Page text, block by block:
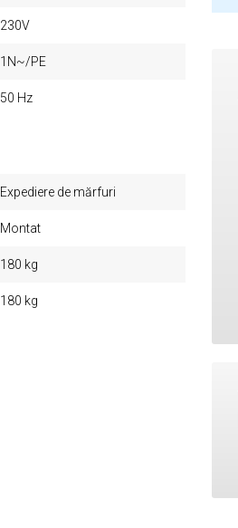
230V
1N~/PE
50 Hz
Expediere de mărfuri
Montat
180 kg
180 kg